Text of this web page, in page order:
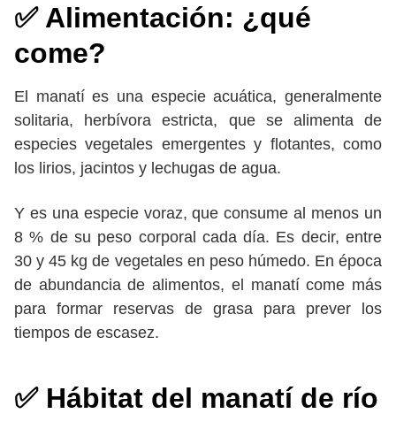
✅ Alimentación: ¿qué
come?
El manatí es una especie acuática, generalmente
solitaria, herbívora estricta, que se alimenta de
especies vegetales emergentes y flotantes, como
los lirios, jacintos y lechugas de agua.
Y es una especie voraz, que consume al menos un
8 % de su peso corporal cada día. Es decir, entre
30 y 45 kg de vegetales en peso húmedo. En época
de abundancia de alimentos, el manatí come más
para formar reservas de grasa para prever los
tiempos de escasez.
✅ Hábitat del manatí de río